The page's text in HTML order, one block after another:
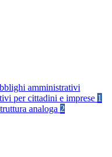
amministrativi
per cittadini e imprese 1
analoga 2